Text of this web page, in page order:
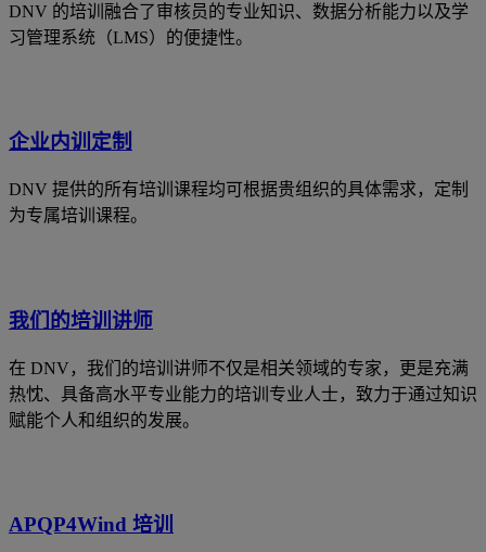
DNV 的培训融合了审核员的专业知识、数据分析能力以及学
习管理系统（LMS）的便捷性。
企业内训定制
DNV 提供的所有培训课程均可根据贵组织的具体需求，定制
为专属培训课程。
我们的培训讲师
在 DNV，我们的培训讲师不仅是相关领域的专家，更是充满
热忱、具备高水平专业能力的培训专业人士，致力于通过知识
赋能个人和组织的发展。
APQP4Wind 培训